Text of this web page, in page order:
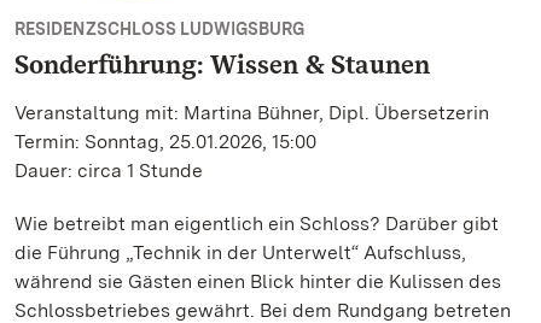
RESIDENZSCHLOSS LUDWIGSBURG
Sonderführung: Wissen & Staunen
Veranstaltung mit: Martina Bühner, Dipl. Übersetzerin
Termin: Sonntag, 25.01.2026, 15:00
Dauer: circa 1 Stunde
Wie betreibt man eigentlich ein Schloss? Darüber gibt
die Führung „Technik in der Unterwelt“ Aufschluss,
während sie Gästen einen Blick hinter die Kulissen des
Schlossbetriebes gewährt. Bei dem Rundgang betreten